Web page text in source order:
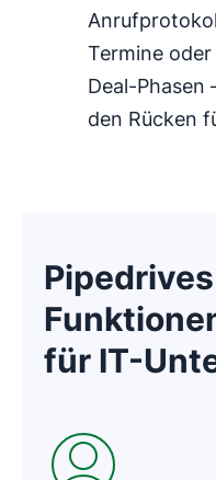
Termine
Deal-Phasen
den Rücken
für IT-